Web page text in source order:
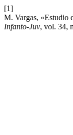
[1]
M. Vargas, «Estudio
Infanto-Juv, vol. 34,